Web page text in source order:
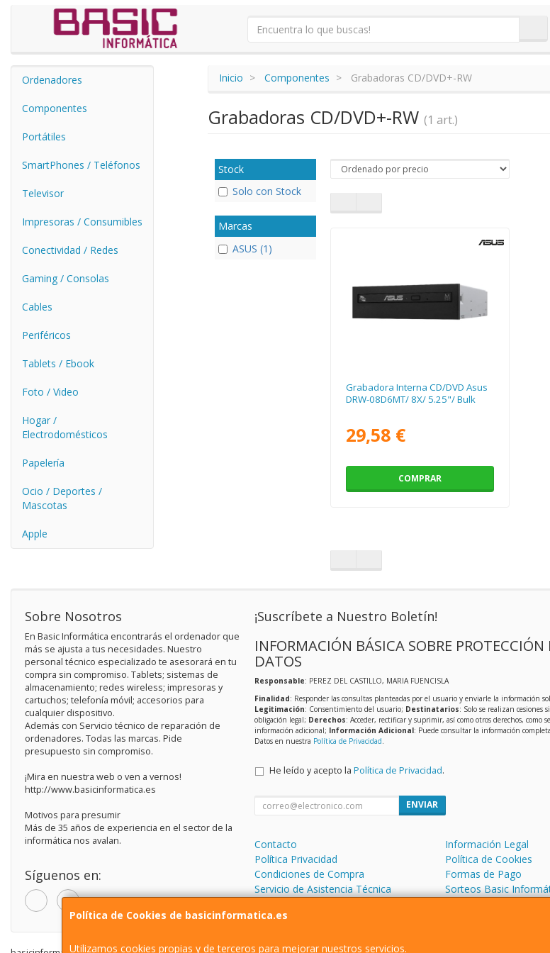
Ordenadores
Componentes
Portátiles
SmartPhones / Teléfonos
Televisor
Impresoras / Consumibles
Conectividad / Redes
Gaming / Consolas
Cables
Periféricos
Tablets / Ebook
Foto / Video
Hogar /
Electrodomésticos
Papelería
Ocio / Deportes /
Mascotas
Apple
Inicio Componentes Grabadoras CD/DVD+-RW
Grabadoras CD/DVD+-RW (1 art.)
Stock
Solo con Stock
Marcas
ASUS (1)
Grabadora Interna CD/DVD Asus
DRW-08D6MT/ 8X/ 5.25"/ Bulk
29,58 €
COMPRAR
Política de Cookies de basicinformatica.es
Utilizamos cookies propias y de terceros para mejorar nuestros servicios.
Sobre Nosotros
En Basic Informática encontrarás el ordenador que
más se ajusta a tus necesidades. Nuestro
personal técnico especializado te asesorará en tu
compra sin compromiso. Tablets; sistemas de
almacenamiento; redes wireless; impresoras y
cartuchos; telefonía móvil; accesorios para
cualquier dispositivo.
Además con Servicio técnico de reparación de
ordenadores. Todas las marcas. Pide
presupuesto sin compromiso.
¡Mira en nuestra web o ven a vernos!
http://www.basicinformatica.es
Motivos para presumir
Más de 35 años de experiencia en el sector de la
informática nos avalan.
Síguenos en:
¡Suscríbete a Nuestro Boletín!
INFORMACIÓN BÁSICA SOBRE PROTECCIÓN
DATOS
Responsable: PEREZ DEL CASTILLO, MARIA FUENCISLA
Finalidad: Responder las consultas planteadas por el usuario y enviarle la información
Legitimación: Consentimiento del usuario; Destinatarios: Solo se realizan cesiones
obligación legal; Derechos: Acceder, rectificar y suprimir, así como otros derechos, como
información adicional; Información Adicional: Puede consultar la información
Datos en nuestra Política de Privacidad.
He leído y acepto la Política de Privacidad.
ENVIAR
Contacto
Información Legal
Política Privacidad
Política de Cookies
Condiciones de Compra
Formas de Pago
Servicio de Asistencia Técnica
Sorteos Basic